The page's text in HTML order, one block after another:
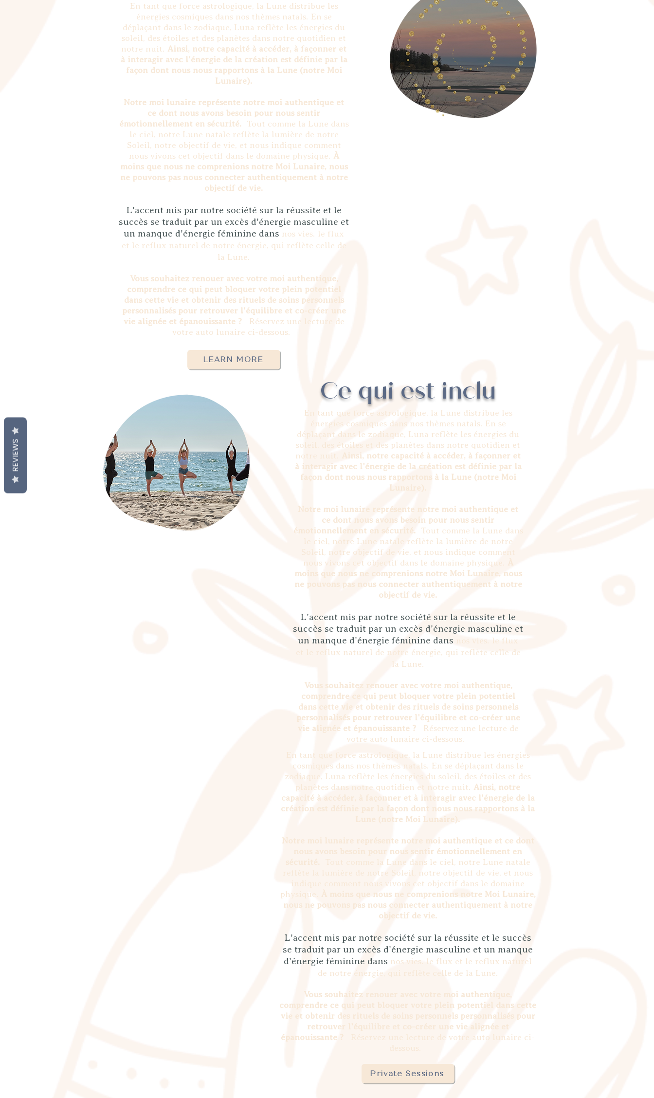
En tant que force astrologique, la Lune distribue les
énergies cosmiques dans nos thèmes natals. En se
déplaçant dans le zodiaque, Luna reflète les énergies du
soleil, des étoiles et des planètes dans notre quotidien et
notre nuit. Ainsi, notre capacité à accéder, à façonner et
à interagir avec l'énergie de la création est définie par la
façon dont nous nous rapportons à la Lune (notre Moi
Lunaire).
Notre moi lunaire représente notre moi authentique et
ce dont nous avons besoin pour nous sentir
émotionnellement en sécurité. Tout comme la Lune dans
le ciel, notre Lune natale reflète la lumière de notre
Soleil, notre objectif de vie, et nous indique comment
nous vivons cet objectif dans le domaine physique. À
moins que nous ne comprenions notre Moi Lunaire, nous
ne pouvons pas nous connecter authentiquement à notre
objectif de vie.
L'accent mis par notre société sur la réussite et le
succès se traduit par un excès d'énergie masculine et
un manque d'énergie féminine dans nos vies. le flux
et le reflux naturel de notre énergie, qui reflète celle de
la Lune.
Vous souhaitez renouer avec votre moi authentique,
comprendre ce qui peut bloquer votre plein potentiel
dans cette vie et obtenir des rituels de soins personnels
personnalisés pour retrouver l'équilibre et co-créer une
vie alignée et épanouissante ?
Réservez une lecture de
votre auto lunaire ci-dessous.
LEARN MORE
Ce qui est inclu
En tant que force astrologique, la Lune distribue les énergies
cosmiques dans nos thèmes natals. En se déplaçant dans le
zodiaque, Luna reflète les énergies du soleil, des étoiles et des
planètes dans notre quotidien et notre nuit. Ainsi, notre
capacité à accéder, à façonner et à interagir avec l'énergie de la
création est définie par la façon dont nous nous rapportons à la
Lune (notre Moi Lunaire).
Notre moi lunaire représente notre moi authentique et ce dont
nous avons besoin pour nous sentir émotionnellement en
sécurité. Tout comme la Lune dans le ciel, notre Lune natale
reflète la lumière de notre Soleil, notre objectif de vie, et nous
indique comment nous vivons cet objectif dans le domaine
physique.
À moins que nous ne comprenions notre Moi Lunaire,
nous ne pouvons pas nous connecter authentiquement à notre
objectif de vie.
L'accent mis par notre société sur la réussite et le succès
se traduit par un excès d'énergie masculine et un manque
d'énergie féminine dans nos vies. le flux et le reflux naturel
de notre énergie, qui reflète celle de la Lune.
Vous souhaitez renouer avec votre moi authentique,
comprendre ce qui peut bloquer votre plein potentiel dans cette
vie et obtenir des rituels de soins personnels personnalisés pour
retrouver l'équilibre et co-créer une vie alignée et
épanouissante ?
Réservez une lecture de votre auto lunaire ci-
dessous.
Private Sessions
En tant que force astrologique, la Lune distribue les
énergies cosmiques dans nos thèmes natals. En se
déplaçant dans le zodiaque, Luna reflète les énergies du
soleil, des étoiles et des planètes dans notre quotidien et
notre nuit. Ainsi, notre capacité à accéder, à façonner et
à interagir avec l'énergie de la création est définie par la
façon dont nous nous rapportons à la Lune (notre Moi
Lunaire).
Notre moi lunaire représente notre moi authentique et
ce dont nous avons besoin pour nous sentir
émotionnellement en sécurité. Tout comme la Lune dans
le ciel, notre Lune natale reflète la lumière de notre
Soleil, notre objectif de vie, et nous indique comment
nous vivons cet objectif dans le domaine physique.
À
moins que nous ne comprenions notre Moi Lunaire, nous
ne pouvons pas nous connecter authentiquement à notre
objectif de vie.
L'accent mis par notre société sur la réussite et le
succès se traduit par un excès d'énergie masculine et
un manque d'énergie féminine dans nos vies. le flux
et le reflux naturel de notre énergie, qui reflète celle de
la Lune.
Vous souhaitez renouer avec votre moi authentique,
comprendre ce qui peut bloquer votre plein potentiel
dans cette vie et obtenir des rituels de soins personnels
personnalisés pour retrouver l'équilibre et co-créer une
vie alignée et épanouissante ?
Réservez une lecture de
votre auto lunaire ci-dessous.
REVIEWS